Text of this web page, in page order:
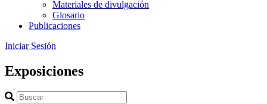
Materiales de divulgación
Glosario
Publicaciones
Iniciar Sesión
Exposiciones